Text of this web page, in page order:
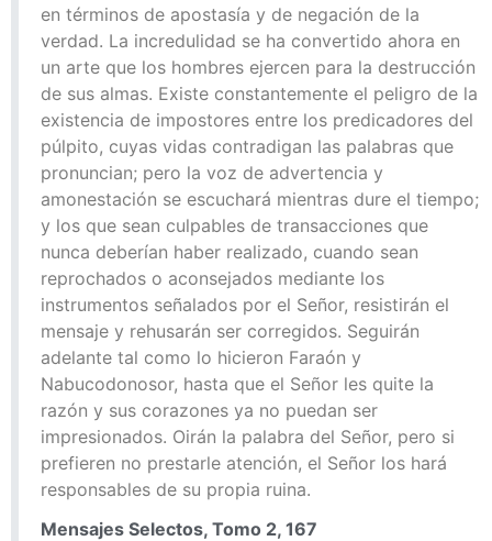
en términos de apostasía y de negación de la
verdad. La incredulidad se ha convertido ahora en
un arte que los hombres ejercen para la destrucción
de sus almas. Existe constantemente el peligro de la
existencia de impostores entre los predicadores del
púlpito, cuyas vidas contradigan las palabras que
pronuncian; pero la voz de advertencia y
amonestación se escuchará mientras dure el tiempo;
y los que sean culpables de transacciones que
nunca deberían haber realizado, cuando sean
reprochados o aconsejados mediante los
instrumentos señalados por el Señor, resistirán el
mensaje y rehusarán ser corregidos. Seguirán
adelante tal como lo hicieron Faraón y
Nabucodonosor, hasta que el Señor les quite la
razón y sus corazones ya no puedan ser
impresionados. Oirán la palabra del Señor, pero si
prefieren no prestarle atención, el Señor los hará
responsables de su propia ruina.
Mensajes Selectos, Tomo 2, 167